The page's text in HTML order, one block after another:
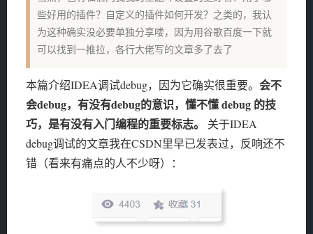
些好用的插件？自定义的插件如何开发？之类的，我认
为这种确实没必要单独分享喽，因为用谷歌百度一下就
可以找到一推拉，各行大佬写的文章多了去了
本篇介绍IDEA调试debug，因为它确实很重要。会不
会debug，有没有debug的意识，懂不懂 debug 的技
巧，是有没有入门编程的重要标志。
关于IDEA
debug调试的文章我在CSDN里早已发表过，反响还不
错（看来有痛点的人不少呀）：